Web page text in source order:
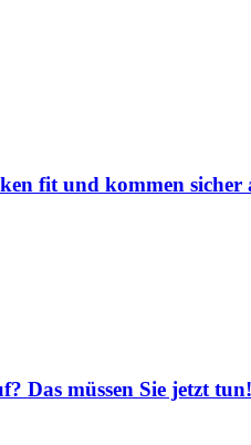
fit und kommen sicher
Das müssen Sie jetzt tun!